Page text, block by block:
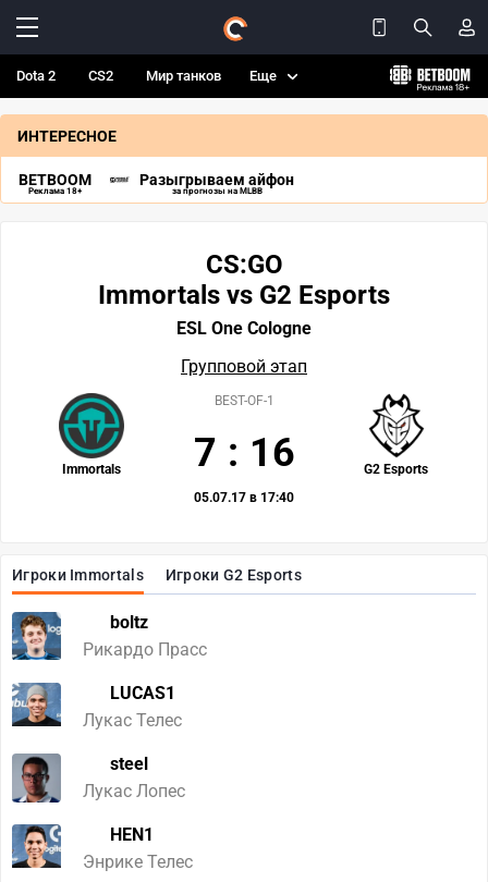
Dota 2 CS2 Мир танков Еще
ИНТЕРЕСНОЕ
BETBOOM
Реклама 18+
Разыгрываем айфон
за прогнозы на MLBB
Игроки Immortals Игроки G2 Esports
boltz
Рикардо Прасс
LUCAS1
Лукас Телес
steel
Лукас Лопес
HEN1
Энрике Телес
CS:GO
Immortals vs G2 Esports
ESL One Cologne
Групповой этап
Immortals G2 Esports
BEST-OF-1
7 : 16
05.07.17 в 17:40